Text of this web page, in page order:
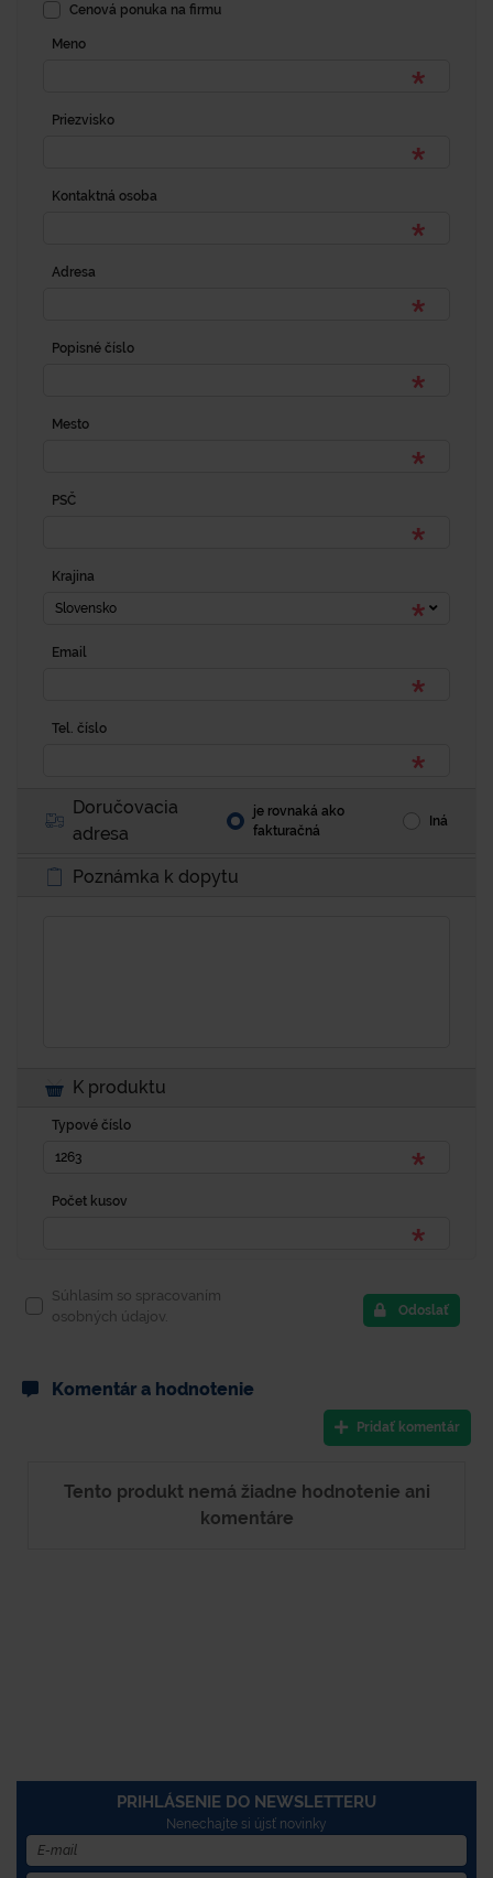
Cenová ponuka na firmu
Meno
Priezvisko
Kontaktná osoba
Adresa
Popisné číslo
Mesto
PSČ
Krajina
Slovensko
Email
Tel. číslo
Doručovacia
adresa
je rovnaká ako
fakturačná
Iná
Poznámka k dopytu
K produktu
Typové číslo
Počet kusov
Súhlasím so spracovaním
osobných údajov.
Odoslať
Komentár a hodnotenie
Pridať komentár
Tento produkt nemá žiadne hodnotenie ani
komentáre
PRIHLÁSENIE DO NEWSLETTERU
Nenechajte si újsť novinky